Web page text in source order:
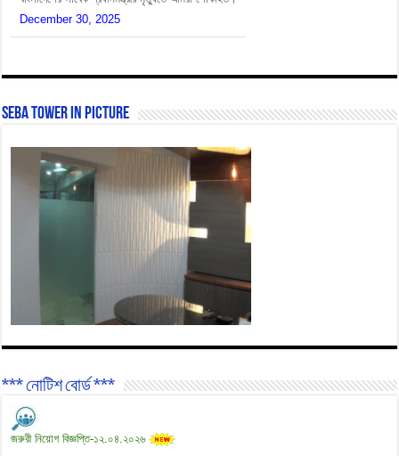
SEBA Tower In Picture
*** নোটিশ বোর্ড ***
জরুরী নিয়োগ বিজ্ঞপ্তি-১২.০৪.২০২৬